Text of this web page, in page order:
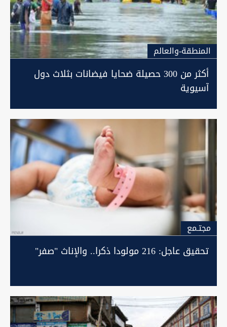
المنطقة-والعالم
أكثر من 300 حصيلة ضحايا فيضانات بثلاث دول
آسيوية
مجتـمع
تحقيق عاجل: 216 مولودا ذكرا.. والإناث "صفر"